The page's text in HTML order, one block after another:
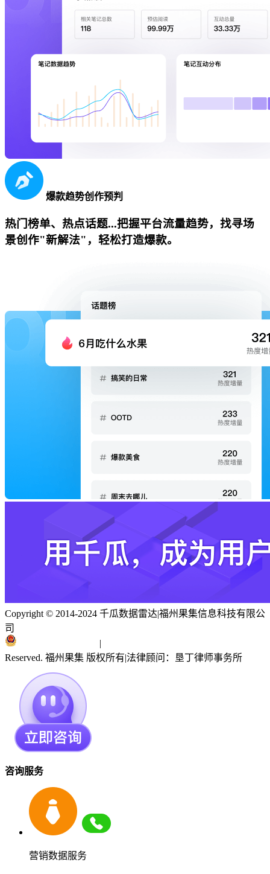
爆款趋势创作预判
热门榜单、热点话题...把握平台流量趋势，找寻场
景创作"新解法"，轻松打造爆款。
Copyright © 2014-2024 千瓜数据雷达|福州果集信息科技有限公
司
|
Reserved. 福州果集 版权所有|法律顾问：垦丁律师事务所
咨询服务
营销数据服务